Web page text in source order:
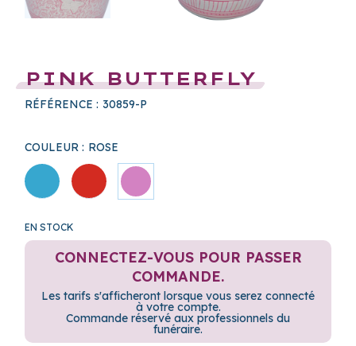
PINK BUTTERFLY
RÉFÉRENCE : 30859-P
COULEUR : ROSE
EN STOCK
CONNECTEZ-VOUS POUR PASSER
COMMANDE.
Les tarifs s'afficheront lorsque vous serez connecté
à votre compte.
Commande réservé aux professionnels du
funéraire.